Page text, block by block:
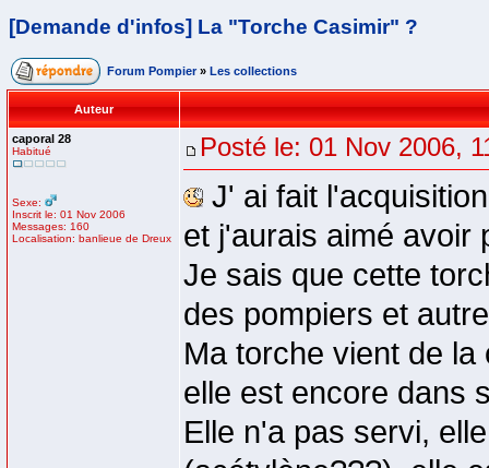
[Demande d'infos] La "Torche Casimir" ?
Forum Pompier » Les collections
Auteur
caporal 28
Habitué
Sexe:
Inscrit le: 01 Nov 2006
Messages: 160
Localisation: banlieue de Dreux
Posté le: 01 Nov 2006,
J' ai fait
et j'aurais aimé avoir
Je sais que cette
des pompiers et
Ma torche vient de
elle est encore dans
Elle n'a pas servi,